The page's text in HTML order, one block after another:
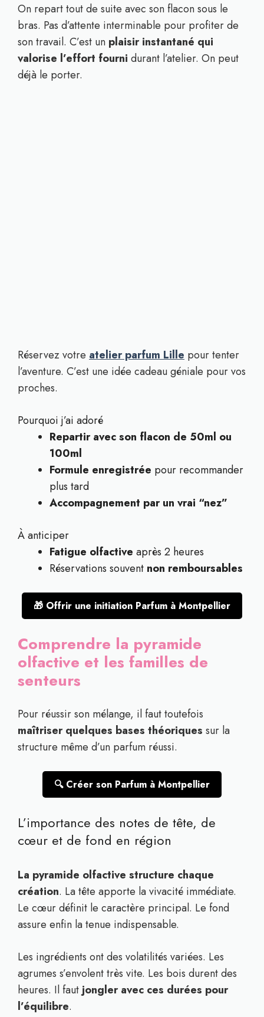
On repart tout de suite avec son flacon sous le
bras. Pas d’attente interminable pour profiter de
son travail. C’est un plaisir instantané qui
valorise l’effort fourni durant l’atelier. On peut
déjà le porter.
Réservez votre atelier parfum Lille pour tenter
l’aventure. C’est une idée cadeau géniale pour vos
proches.
Pourquoi j’ai adoré
Repartir avec son flacon de 50ml ou
100ml
Formule enregistrée pour recommander
plus tard
Accompagnement par un vrai “nez”
À anticiper
Fatigue olfactive après 2 heures
Réservations souvent non remboursables
🎁 Offrir une initiation Parfum à Montpellier
Comprendre la pyramide
olfactive et les familles de
senteurs
Pour réussir son mélange, il faut toutefois
maîtriser quelques bases théoriques sur la
structure même d’un parfum réussi.
🔍 Créer son Parfum à Montpellier
L’importance des notes de tête, de
cœur et de fond en région
La pyramide olfactive structure chaque
création. La tête apporte la vivacité immédiate.
Le cœur définit le caractère principal. Le fond
assure enfin la tenue indispensable.
Les ingrédients ont des volatilités variées. Les
agrumes s’envolent très vite. Les bois durent des
heures. Il faut jongler avec ces durées pour
l’équilibre.